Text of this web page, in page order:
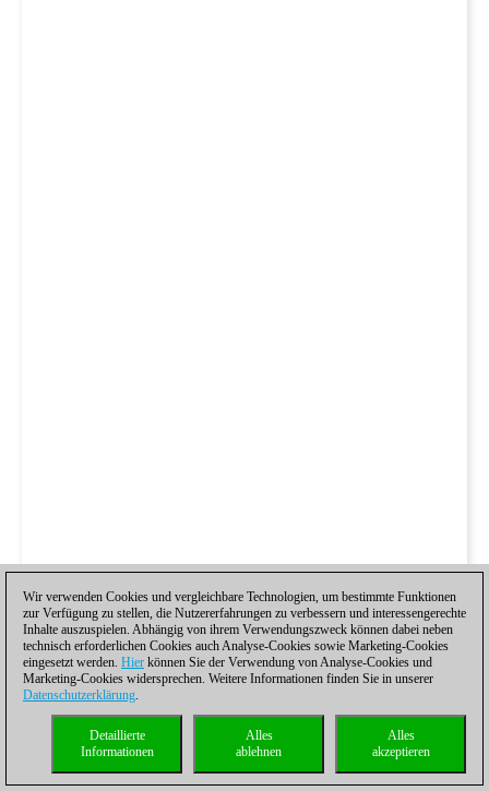
Wir verwenden Cookies und vergleichbare Technologien, um bestimmte Funktionen
zur Verfügung zu stellen, die Nutzererfahrungen zu verbessern und interessengerechte
Inhalte auszuspielen. Abhängig von ihrem Verwendungszweck können dabei neben
technisch erforderlichen Cookies auch Analyse-Cookies sowie Marketing-Cookies
eingesetzt werden. Hier können Sie der Verwendung von Analyse-Cookies und
Marketing-Cookies widersprechen. Weitere Informationen finden Sie in unserer
Datenschutzerklärung.
Alles
akzeptieren
Alles
ablehnen
Detaillierte
Informationen